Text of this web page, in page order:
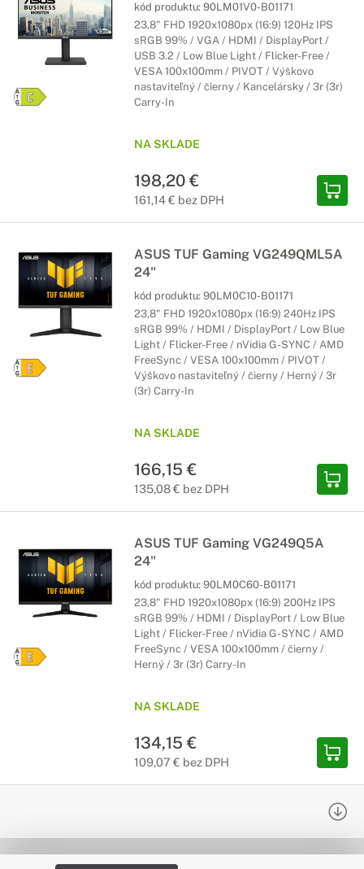
kód produktu: 90LM01V0-B01171
23,8" FHD 1920x1080px (16:9) 120Hz IPS
sRGB 99% / VGA / HDMI / DisplayPort /
USB 3.2 / Low Blue Light / Flicker-Free /
VESA 100x100mm / PIVOT / Výškovo
nastaviteľný / čierny / Kancelársky / 3r (3r)
Carry-In
NA SKLADE
198,20 €
161,14 € bez DPH
ASUS TUF Gaming VG249QML5A
24"
kód produktu: 90LM0C10-B01171
23,8" FHD 1920x1080px (16:9) 240Hz IPS
sRGB 99% / HDMI / DisplayPort / Low Blue
Light / Flicker-Free / nVidia G-SYNC / AMD
FreeSync / VESA 100x100mm / PIVOT /
Výškovo nastaviteľný / čierny / Herný / 3r
(3r) Carry-In
NA SKLADE
166,15 €
135,08 € bez DPH
ASUS TUF Gaming VG249Q5A
24"
kód produktu: 90LM0C60-B01171
23,8" FHD 1920x1080px (16:9) 200Hz IPS
sRGB 99% / HDMI / DisplayPort / Low Blue
Light / Flicker-Free / nVidia G-SYNC / AMD
FreeSync / VESA 100x100mm / čierny /
Herný / 3r (3r) Carry-In
NA SKLADE
134,15 €
109,07 € bez DPH